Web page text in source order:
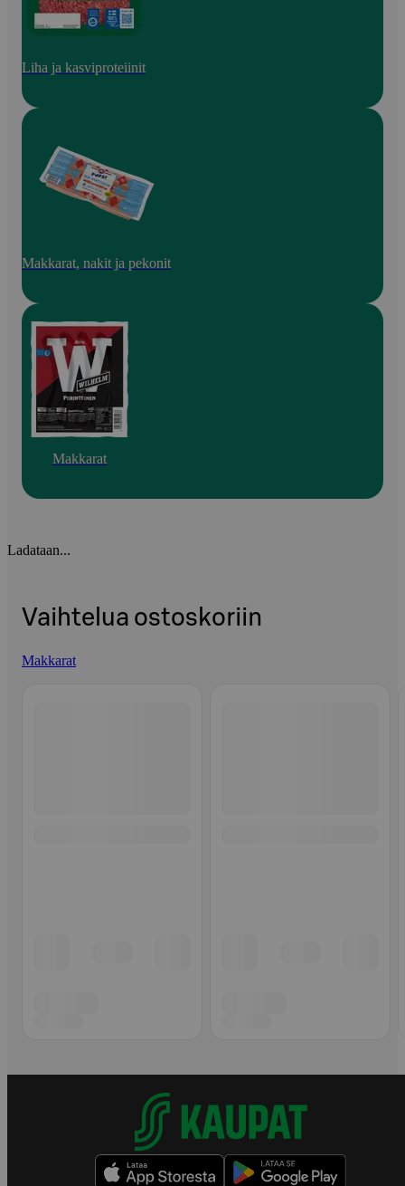
Liha ja kasviproteiinit
Makkarat, nakit ja pekonit
Makkarat
Ladataan...
Vaihtelua ostoskoriin
Makkarat